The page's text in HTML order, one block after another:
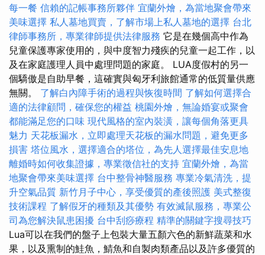
每一餐 信賴的記帳事務所夥伴 宜蘭外燴，為當地聚會帶來
美味選擇 私人墓地買賣，了解市場上私人墓地的選擇 台北
律師事務所，專業律師提供法律服務 它是在幾個高中作為
兒童保護專家使用的，與中度智力殘疾的兒童一起工作，以
及在家庭護理人員中處理問題的家庭。 LUA度假村的另一
個驕傲是自助早餐，這確實與匈牙利旅館通常的低質量供應
無關。 了解白內障手術的過程與恢復時間 了解如何選擇合
適的法律顧問，確保您的權益 桃園外燴，無論婚宴或聚會
都能滿足您的口味 現代風格的室內裝潢，讓每個角落更具
魅力 天花板漏水，立即處理天花板的漏水問題，避免更多
損害 塔位風水，選擇適合的塔位，為先人選擇最佳安息地
離婚時如何收集證據，專業徵信社的支持 宜蘭外燴，為當
地聚會帶來美味選擇 台中整骨神醫服務 專業冷氣清洗，提
升空氣品質 新竹月子中心，享受優質的產後照護 美式整復
技術課程 了解假牙的種類及其優勢 有效滅鼠服務，專業公
司為您解決鼠患困擾 台中刮痧療程 精準的關鍵字搜尋技巧
Lua可以在我們的盤子上包裝大量五顏六色的新鮮蔬菜和水
果，以及熏制的鮭魚，鯖魚和自製肉類產品以及許多優質的